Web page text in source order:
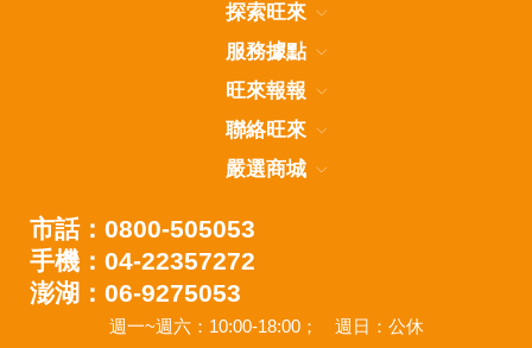
探索旺來
服務據點
旺來報報
聯絡旺來
嚴選商城
市話：0800-505053
手機：04-22357272
澎湖：06-9275053
週一~週六：10:00-18:00； 週日：公休